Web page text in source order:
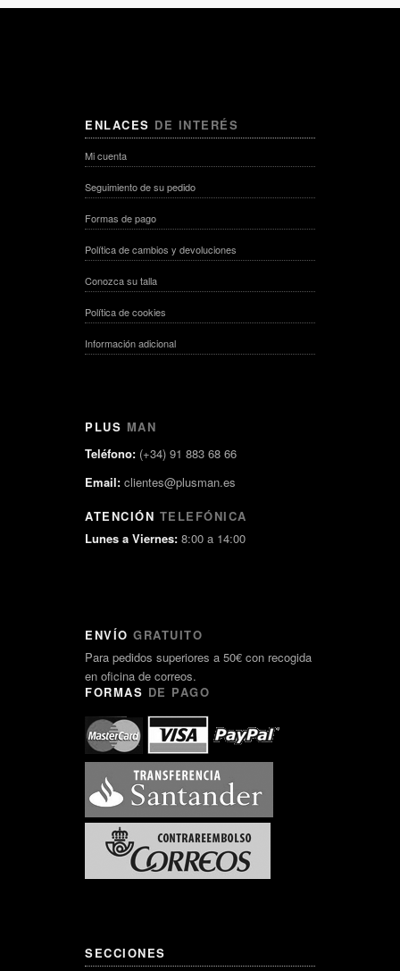
ENLACES DE INTERÉS
Mi cuenta
Seguimiento de su pedido
Formas de pago
Política de cambios y devoluciones
Conozca su talla
Política de cookies
Información adicional
PLUS MAN
Teléfono: (+34) 91 883 68 66
Email: clientes@plusman.es
ATENCIÓN TELEFÓNICA
Lunes a Viernes: 8:00 a 14:00
ENVÍO GRATUITO
Para pedidos superiores a 50€ con recogida
en oficina de correos.
FORMAS DE PAGO
SECCIONES